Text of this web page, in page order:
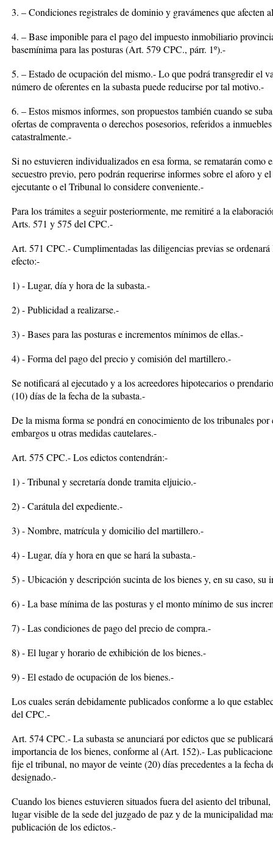
3. – Condiciones registrales de dominio y gravámenes que afecten
4. – Base imponible para el pago del impuesto inmobiliario
basemínima para las posturas (Art. 579 CPC., párr. 1º).-
5. – Estado de ocupación del mismo.- Lo que podrá transgredir el
número de oferentes en la subasta puede reducirse por tal motivo.-
6. – Estos mismos informes, son propuestos también cuando se
ofertas de compraventa o derechos posesorios, referidos a
catastralmente.-
Si no estuvieren individualizados en esa forma, se rematarán como
secuestro previo, pero podrán requerirse informes sobre el aforo y
ejecutante o el Tribunal lo considere conveniente.-
Para los trámites a seguir posteriormente, me remitiré a la
Arts. 571 y 575 del CPC.-
Art. 571 CPC.- Cumplimentadas las diligencias previas se
efecto:-
1) - Lugar, día y hora de la subasta.-
2) - Publicidad a realizarse.-
3) - Bases para las posturas e incrementos mínimos de ellas.-
4) - Forma del pago del precio y comisión del martillero.-
Se notificará al ejecutado y a los acreedores hipotecarios o
(10) días de la fecha de la subasta.-
De la misma forma se pondrá en conocimiento de los tribunales
embargos u otras medidas cautelares.-
Art. 575 CPC.- Los edictos contendrán:-
1) - Tribunal y secretaría donde tramita eljuicio.-
2) - Carátula del expediente.-
3) - Nombre, matrícula y domicilio del martillero.-
4) - Lugar, día y hora en que se hará la subasta.-
5) - Ubicación y descripción sucinta de los bienes y, en su caso, su
6) - La base mínima de las posturas y el monto mínimo de sus
7) - Las condiciones de pago del precio de compra.-
8) - El lugar y horario de exhibición de los bienes.-
9) - El estado de ocupación de los bienes.-
Los cuales serán debidamente publicados conforme a lo que
del CPC.-
Art. 574 CPC.- La subasta se anunciará por edictos que se
importancia de los bienes, conforme al (Art. 152).- Las
fije el tribunal, no mayor de veinte (20) días precedentes a la fecha
designado.-
Cuando los bienes estuvieren situados fuera del asiento del
lugar visible de la sede del juzgado de paz y de la municipalidad
publicación de los edictos.-